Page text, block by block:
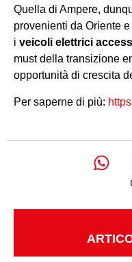
Quella di Ampere,
provenienti da Oriente
i veicoli elettrici
must della transizione
opportunità di crescita
Per saperne di più: